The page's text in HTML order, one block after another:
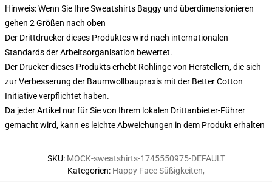
Hinweis: Wenn Sie Ihre Sweatshirts Baggy und überdimensionieren
gehen 2 Größen nach oben
Der Drittdrucker dieses Produktes wird nach internationalen
Standards der Arbeitsorganisation bewertet.
Der Drucker dieses Produkts erhebt Rohlinge von Herstellern, die sich
zur Verbesserung der Baumwollbaupraxis mit der Better Cotton
Initiative verpflichtet haben.
Da jeder Artikel nur für Sie von Ihrem lokalen Drittanbieter-Führer
gemacht wird, kann es leichte Abweichungen in dem Produkt erhalten
SKU: MOCK-sweatshirts-1745550975-DEFAULT
Kategorien: Happy Face Süßigkeiten,